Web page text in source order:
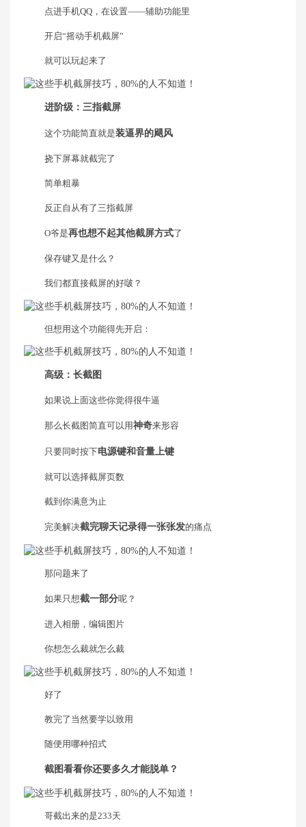
点进手机QQ，在设置——辅助功能里
开启“摇动手机截屏”
就可以玩起来了
进阶级：三指截屏
这个功能简直就是装逼界的飓风
挠下屏幕就截完了
简单粗暴
反正自从有了三指截屏
O爷是再也想不起其他截屏方式了
保存键又是什么？
我们都直接截屏的好啵？
但想用这个功能得先开启：
高级：长截图
如果说上面这些你觉得很牛逼
那么长截图简直可以用神奇来形容
只要同时按下电源键和音量上键
就可以选择截屏页数
截到你满意为止
完美解决截完聊天记录得一张张发的痛点
那问题来了
如果只想截一部分呢？
进入相册，编辑图片
你想怎么裁就怎么裁
好了
教完了当然要学以致用
随便用哪种招式
截图看看你还要多久才能脱单？
哥截出来的是233天